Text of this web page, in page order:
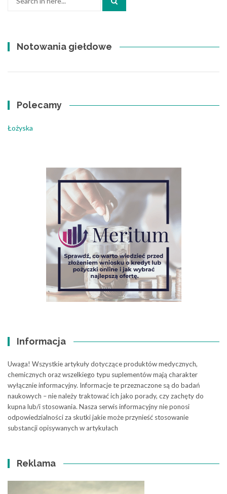
Notowania giełdowe
Polecamy
Łożyska
Informacja
Uwaga! Wszystkie artykuły dotyczące produktów medycznych,
chemicznych oraz wszelkiego typu suplementów mają charakter
wyłącznie informacyjny. Informacje te przeznaczone są do badań
naukowych – nie należy traktować ich jako porady, czy zachęty do
kupna lub/i stosowania. Nasza serwis informacyjny nie ponosi
odpowiedzialności za skutki jakie może przynieść stosowanie
substancji opisywanych w artykułach
Reklama